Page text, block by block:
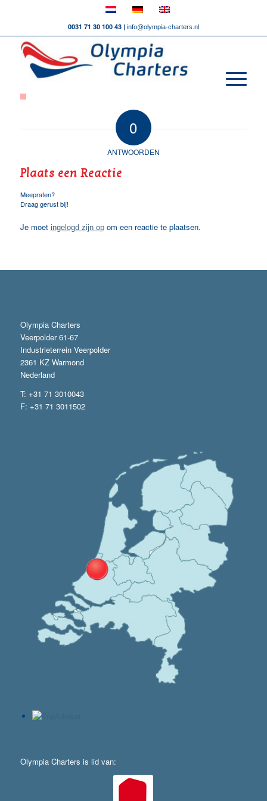
0031 71 30 100 43 | info@olympia-charters.nl
0
ANTWOORDEN
Plaats een Reactie
Meepraten?
Draag gerust bij!
Je moet ingelogd zijn opom een reactie te plaatsen.
Olympia Charters
Veerpolder 61-67
Industrieterrein Veerpolder
2361 KZ Warmond
Nederland
T: +31 71 3010043
F: +31 71 3011502
Olympia Charters is lid van: